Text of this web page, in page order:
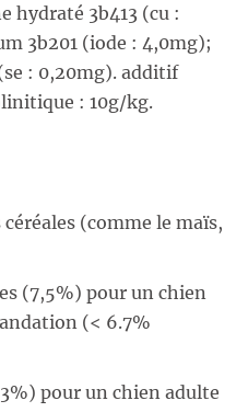
hydraté 3b413 (cu :
3b201 (iode : 4,0mg);
: 0,20mg). additif
: 10g/kg.
(comme le maïs,
(7,5%) pour un chien
(< 6.7%
pour un chien adulte